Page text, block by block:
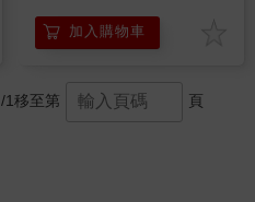
加入購物車
/1移至第 頁